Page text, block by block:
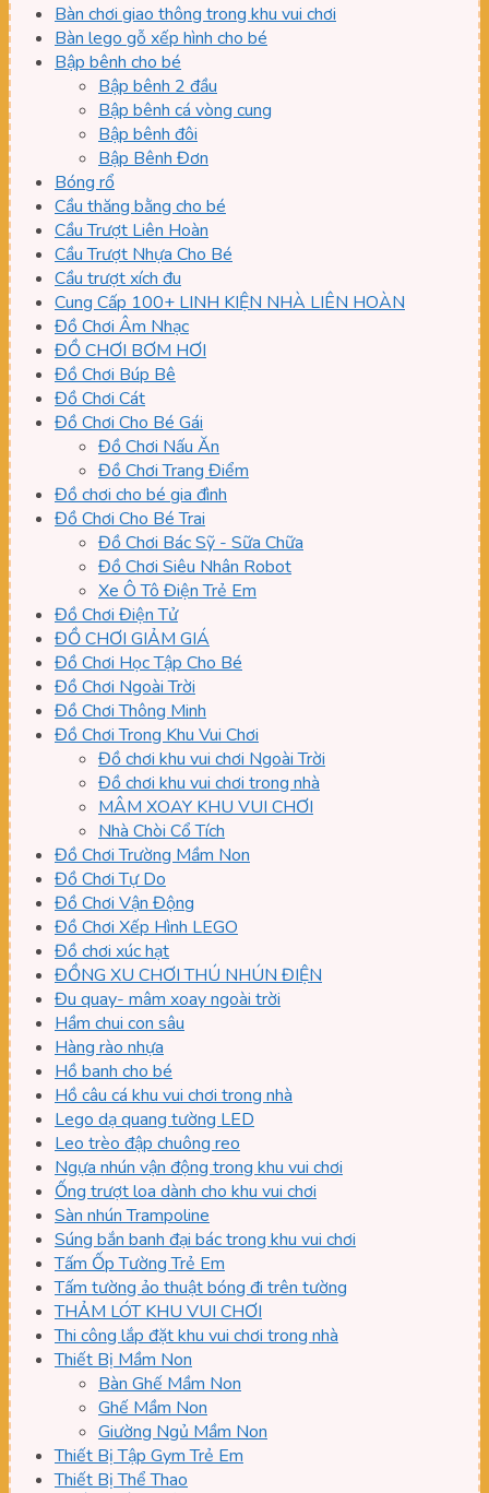
Bàn chơi giao thông trong khu vui chơi
Bàn lego gỗ xếp hình cho bé
Bập bênh cho bé
Bập bênh 2 đầu
Bập bênh cá vòng cung
Bập bênh đôi
Bập Bênh Đơn
Bóng rổ
Cầu thăng bằng cho bé
Cầu Trượt Liên Hoàn
Cầu Trượt Nhựa Cho Bé
Cầu trượt xích đu
Cung Cấp 100+ LINH KIỆN NHÀ LIÊN HOÀN
Đồ Chơi Âm Nhạc
ĐỒ CHƠI BƠM HƠI
Đồ Chơi Búp Bê
Đồ Chơi Cát
Đồ Chơi Cho Bé Gái
Đồ Chơi Nấu Ăn
Đồ Chơi Trang Điểm
Đồ chơi cho bé gia đình
Đồ Chơi Cho Bé Trai
Đồ Chơi Bác Sỹ - Sữa Chữa
Đồ Chơi Siêu Nhân Robot
Xe Ô Tô Điện Trẻ Em
Đồ Chơi Điện Tử
ĐỒ CHƠI GIẢM GIÁ
Đồ Chơi Học Tập Cho Bé
Đồ Chơi Ngoài Trời
Đồ Chơi Thông Minh
Đồ Chơi Trong Khu Vui Chơi
Đồ chơi khu vui chơi Ngoài Trời
Đồ chơi khu vui chơi trong nhà
MÂM XOAY KHU VUI CHƠI
Nhà Chòi Cổ Tích
Đồ Chơi Trường Mầm Non
Đồ Chơi Tự Do
Đồ Chơi Vận Động
Đồ Chơi Xếp Hình LEGO
Đồ chơi xúc hạt
ĐỒNG XU CHƠI THÚ NHÚN ĐIỆN
Đu quay- mâm xoay ngoài trời
Hầm chui con sâu
Hàng rào nhựa
Hồ banh cho bé
Hồ câu cá khu vui chơi trong nhà
Lego dạ quang tường LED
Leo trèo đập chuông reo
Ngựa nhún vận động trong khu vui chơi
Ống trượt loa dành cho khu vui chơi
Sàn nhún Trampoline
Súng bắn banh đại bác trong khu vui chơi
Tấm Ốp Tường Trẻ Em
Tấm tường ảo thuật bóng đi trên tường
THẢM LÓT KHU VUI CHƠI
Thi công lắp đặt khu vui chơi trong nhà
Thiết Bị Mầm Non
Bàn Ghế Mầm Non
Ghế Mầm Non
Giường Ngủ Mầm Non
Thiết Bị Tập Gym Trẻ Em
Thiết Bị Thể Thao